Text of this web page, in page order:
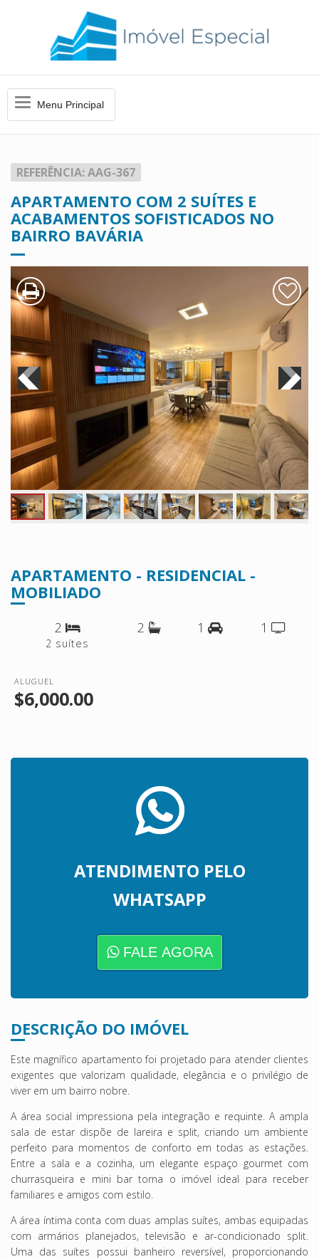
MenuMenu Principal
REFERÊNCIA: AAG-367
APARTAMENTO COM 2 SUÍTES E
ACABAMENTOS SOFISTICADOS NO
BAIRRO BAVÁRIA
APARTAMENTO - RESIDENCIAL -
MOBILIADO
2
2 suítes
2 1 1
ALUGUEL
$6,000.00
ATENDIMENTO PELO
WHATSAPP
FALE AGORA
DESCRIÇÃO DO IMÓVEL
Este magnífico apartamento foi projetado para atender clientes
exigentes que valorizam qualidade, elegância e o privilégio de
viver em um bairro nobre.
A área social impressiona pela integração e requinte. A ampla
sala de estar dispõe de lareira e split, criando um ambiente
perfeito para momentos de conforto em todas as estações.
Entre a sala e a cozinha, um elegante espaço gourmet com
churrasqueira e mini bar torna o imóvel ideal para receber
familiares e amigos com estilo.
A área íntima conta com duas amplas suítes, ambas equipadas
com armários planejados, televisão e ar-condicionado split.
Uma das suítes possui banheiro reversível, proporcionando